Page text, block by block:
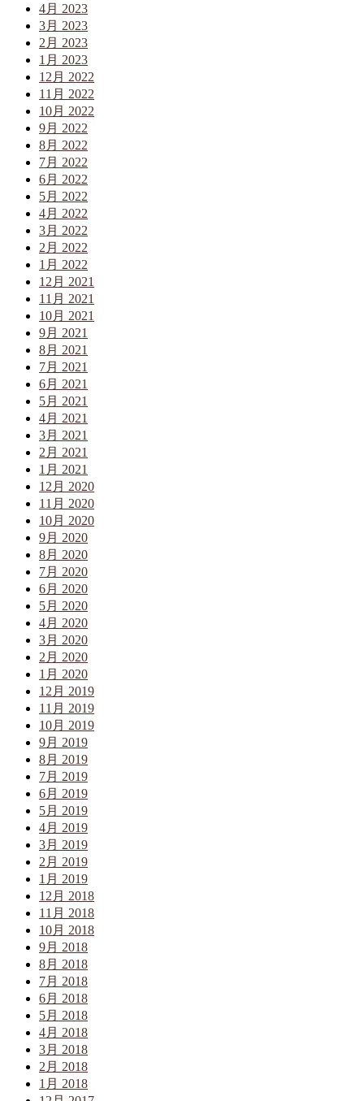
4月 2023
3月 2023
2月 2023
1月 2023
12月 2022
11月 2022
10月 2022
9月 2022
8月 2022
7月 2022
6月 2022
5月 2022
4月 2022
3月 2022
2月 2022
1月 2022
12月 2021
11月 2021
10月 2021
9月 2021
8月 2021
7月 2021
6月 2021
5月 2021
4月 2021
3月 2021
2月 2021
1月 2021
12月 2020
11月 2020
10月 2020
9月 2020
8月 2020
7月 2020
6月 2020
5月 2020
4月 2020
3月 2020
2月 2020
1月 2020
12月 2019
11月 2019
10月 2019
9月 2019
8月 2019
7月 2019
6月 2019
5月 2019
4月 2019
3月 2019
2月 2019
1月 2019
12月 2018
11月 2018
10月 2018
9月 2018
8月 2018
7月 2018
6月 2018
5月 2018
4月 2018
3月 2018
2月 2018
1月 2018